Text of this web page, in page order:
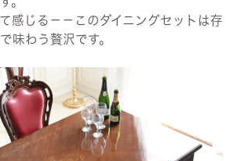
感じる－－このダイニングセットは存
味わう贅沢です。